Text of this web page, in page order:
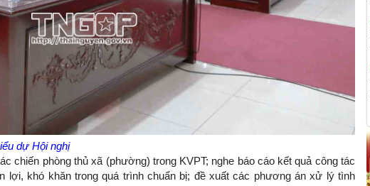
dự Hội nghị
chiến phòng thủ xã (phường) trong KVPT; nghe báo cáo kết quả công tác
lợi, khó khăn trong quá trình chuẩn bị; đề xuất các phương án xử lý tình